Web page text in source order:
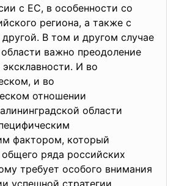
с ЕС, в особенности со
региона, а также с
В том и другом случае
важно преодоление
эксклавности. И во
и во
отношении
области
фактором, который
ряда российских
требует особого внимания
успешной стратегии